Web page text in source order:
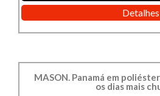
Detalhes
MASON. Panamá em
os dias mais